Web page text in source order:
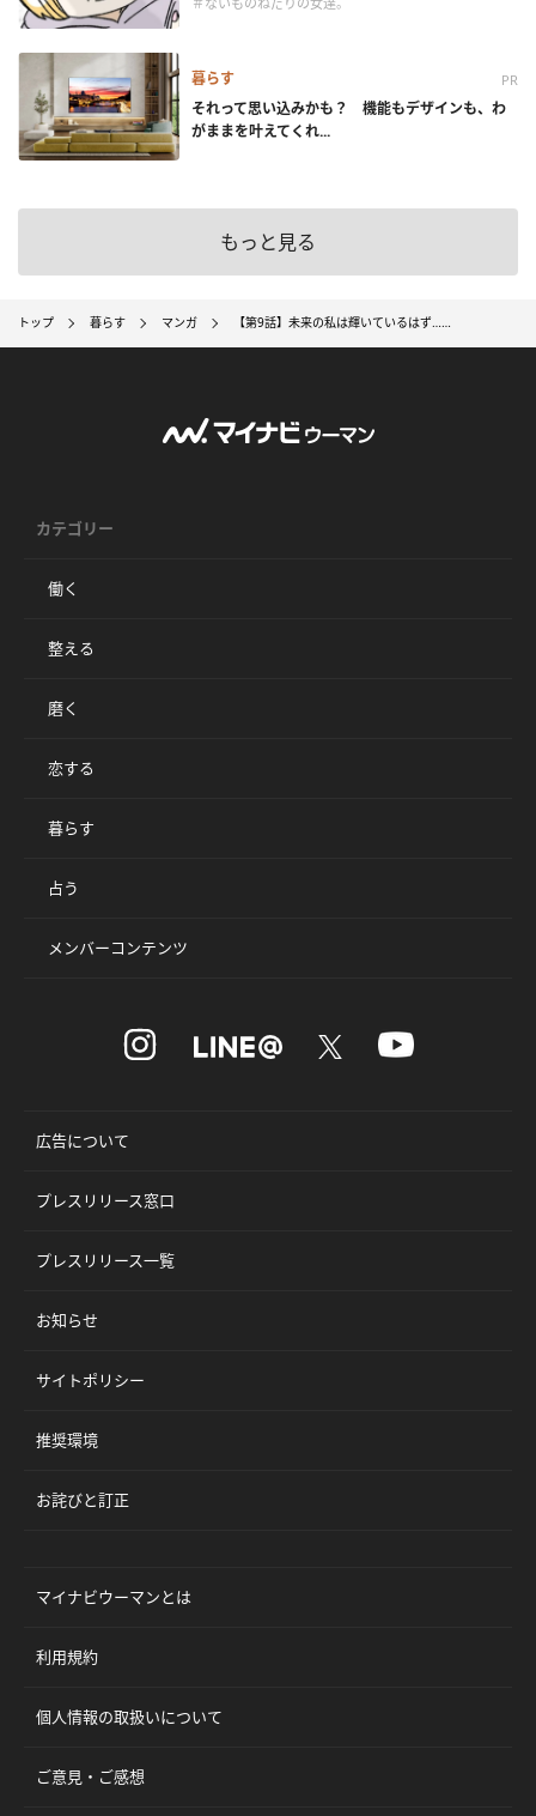
暮らす PR
それって思い込みかも？ 機能もデザインも、わ
がままを叶えてくれ...
もっと見る
トップ 暮らす マンガ 【第9話】未来の私は輝いているはず……
カテゴリー
働く
整える
磨く
恋する
暮らす
占う
メンバーコンテンツ
広告について
プレスリリース窓口
プレスリリース一覧
お知らせ
サイトポリシー
推奨環境
お詫びと訂正
マイナビウーマンとは
利用規約
個人情報の取扱いについて
ご意見・ご感想